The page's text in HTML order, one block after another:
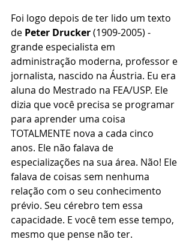
Foi logo depois de ter lido um texto
de Peter Drucker (1909-2005) -
grande especialista em
administração moderna, professor e
jornalista, nascido na Áustria. Eu era
aluna do Mestrado na FEA/USP. Ele
dizia que você precisa se programar
para aprender uma coisa
TOTALMENTE nova a cada cinco
anos. Ele não falava de
especializações na sua área. Não! Ele
falava de coisas sem nenhuma
relação com o seu conhecimento
prévio. Seu cérebro tem essa
capacidade. E você tem esse tempo,
mesmo que pense não ter.